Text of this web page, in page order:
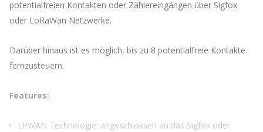
potentialfreien Kontakten oder Zählereingängen über Sigfox
oder LoRaWan Netzwerke.
Darüber hinaus ist es möglich, bis zu 8 potentialfreie Kontakte
fernzusteuern.
Features:
LPWAN Technologie: angeschlossen an das Sigfox oder